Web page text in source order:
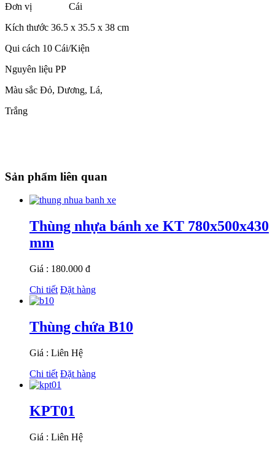
Đơn vị Cái
Kích thước 36.5 x 35.5 x 38 cm
Qui cách 10 Cái/Kiện
Nguyên liệu PP
Màu sắc Đỏ, Dương, Lá,
Trắng
Sản phẩm liên quan
Thùng nhựa bánh xe KT 780x500x430
mm
Giá : 180.000 đ
Chi tiết Đặt hàng
Thùng chứa B10
Giá : Liên Hệ
Chi tiết Đặt hàng
KPT01
Giá : Liên Hệ